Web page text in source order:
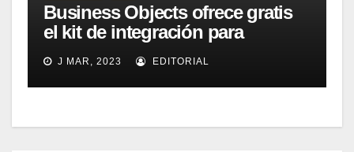
Business Objects ofrece gratis
el kit de integración para
Micrososft Office SharePoint
Server 2007
J MAR, 2023 EDITORIAL